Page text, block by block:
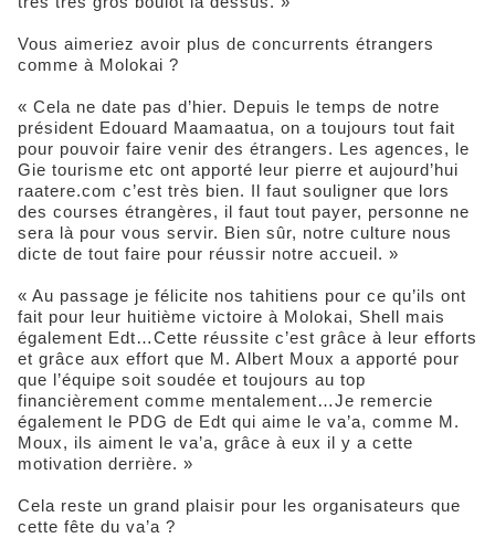
Vous aimeriez avoir plus de concurrents étrangers
comme à Molokai ?
« Cela ne date pas d’hier. Depuis le temps de notre
président Edouard Maamaatua, on a toujours tout fait
pour pouvoir faire venir des étrangers. Les agences, le
Gie tourisme etc ont apporté leur pierre et aujourd’hui
raatere.com c’est très bien. Il faut souligner que lors
des courses étrangères, il faut tout payer, personne ne
sera là pour vous servir. Bien sûr, notre culture nous
dicte de tout faire pour réussir notre accueil. »
« Au passage je félicite nos tahitiens pour ce qu’ils ont
fait pour leur huitième victoire à Molokai, Shell mais
également Edt…Cette réussite c’est grâce à leur efforts
et grâce aux effort que M. Albert Moux a apporté pour
que l’équipe soit soudée et toujours au top
financièrement comme mentalement…Je remercie
également le PDG de Edt qui aime le va’a, comme M.
Moux, ils aiment le va’a, grâce à eux il y a cette
motivation derrière. »
Cela reste un grand plaisir pour les organisateurs que
cette fête du va’a ?